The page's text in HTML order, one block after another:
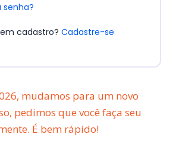
senha?
cadastro? Cadastre-se
mudamos para um novo
pedimos que você faça seu
É bem rápido!